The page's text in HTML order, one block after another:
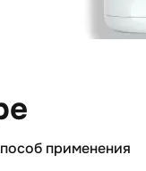
применения